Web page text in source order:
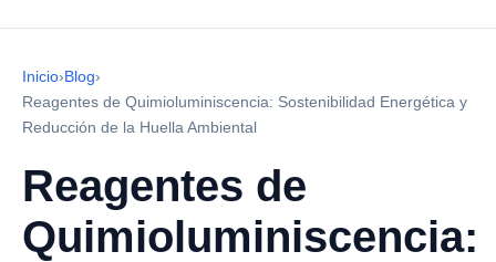
Inicio›Blog›
Reagentes de Quimioluminiscencia: Sostenibilidad Energética y
Reducción de la Huella Ambiental
Reagentes de
Quimioluminiscencia: